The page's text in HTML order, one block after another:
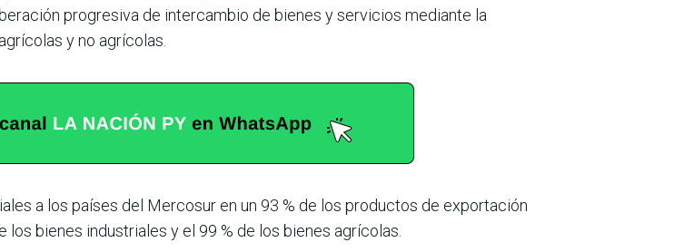
progresiva de intercambio de bienes y servicios mediante la
y no agríco­las.
a los países del Mercosur en un 93 % de los productos de exportación
bienes industriales y el 99 % de los bienes agrícolas.